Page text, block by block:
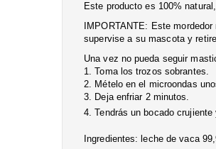
Este producto es 100%
IMPORTANTE: Este
supervise a su mascota y
Una vez no pueda seguir
1. Toma los trozos sobrantes.
2. Mételo en el microondas
3. Deja enfriar 2 minutos.
4. Tendrás un bocado
Ingredientes: leche de vaca